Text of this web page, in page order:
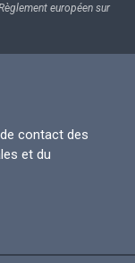
européen sur
contact des
et du